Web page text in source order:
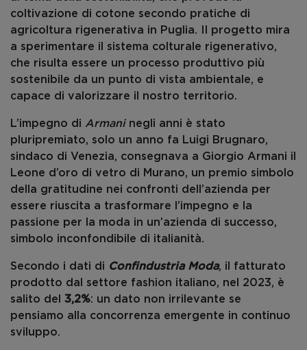
coltivazione di cotone secondo pratiche di
agricoltura rigenerativa in Puglia. Il progetto mira
a sperimentare il sistema colturale rigenerativo,
che risulta essere un processo produttivo più
sostenibile da un punto di vista ambientale, e
capace di valorizzare il nostro territorio.
L’impegno di Armaninegli anni è stato
pluripremiato, solo un anno fa Luigi Brugnaro,
sindaco di Venezia, consegnava a Giorgio Armani il
Leone d’oro di vetro di Murano, un premio simbolo
della gratitudine nei confronti dell’azienda per
essere riuscita a trasformare l’impegno e la
passione per la moda in un’azienda di successo,
simbolo inconfondibile di italianità.
Secondo i dati di Confindustria Moda, il fatturato
prodotto dal settore fashion italiano, nel 2023, è
salito del 3,2%: un dato non irrilevante se
pensiamo alla concorrenza emergente in continuo
sviluppo.